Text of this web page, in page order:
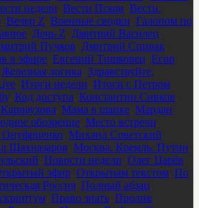
недели Вести Псков Вести.
Вечер Z Военные сводки Галопом по
День Z Дмитрий Василец
Пучков Дмитрий Спивак
в эфире Евгений Тишковец Егор
Железная логика Здравствуйте,
Итоги недели Итоги с Петром
, Код доступа Константин Сивков
Мама в шапке Мардан
обозрение Место встречи
Михаил Советский
Шахназаров Москва. Кремль. Путин
Новости недели Олег Царёв
эфир Открытым текстом По
Россия Полный абзац
Право знать Пролив